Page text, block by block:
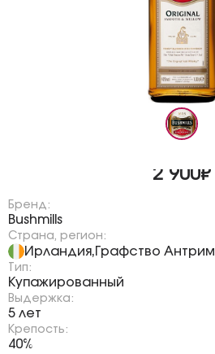
2 900₽
Бренд:
Bushmills
Страна, регион:
Ирландия,Графство Антрим
Тип:
Купажированный
Выдержка:
5 лет
Крепость:
40%